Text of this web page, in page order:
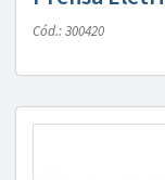
Cód.: 300420